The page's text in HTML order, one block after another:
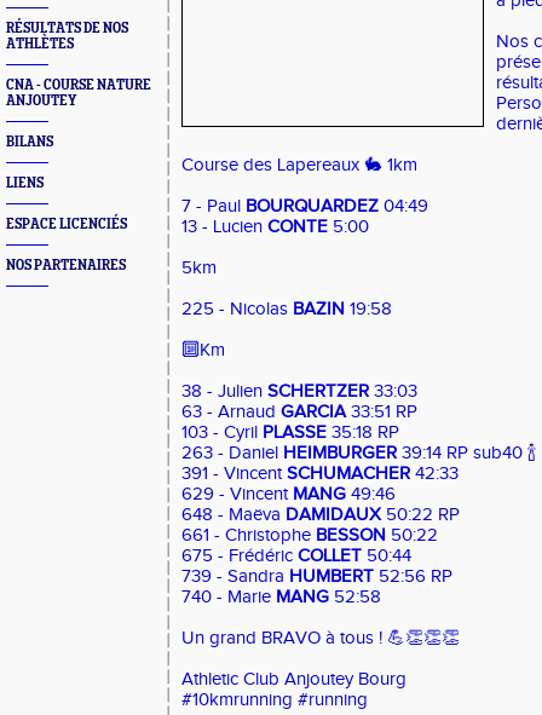
RÉSULTATS DE NOS
ATHLÈTES
CNA - COURSE NATURE
ANJOUTEY
BILANS
LIENS
ESPACE LICENCIÉS
NOS PARTENAIRES
Nos
Course des Lapereaux 🐇 1km
7 - Paul BOURQUARDEZ 04:49
13 - Lucien CONTE 5:00
5km
225 - Nicolas BAZIN 19:58
🔟Km
38 - Julien SCHERTZER 33:03
63 - Arnaud GARCIA33:51 RP
103 - Cyril PLASSE 35:18 RP
263 - Daniel HEIMBURGER 39:14 RP sub40 🍾
391 - VincentSCHUMACHER 42:33
629 - Vincent MANG 49:46
648 - Maëva DAMIDAUX50:22 RP
661 - Christophe BESSON 50:22
675 - Frédéric COLLET 50:44
739 - Sandra HUMBERT 52:56 RP
740 - Marie MANG 52:58
Un grand BRAVO à tous ! 💪👏👏👏
Athletic Club Anjoutey Bourg
#10kmrunning #running